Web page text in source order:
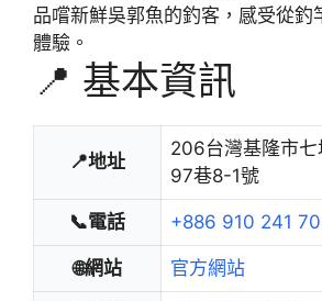
品嚐新鮮吳郭魚的釣客，感受從釣
體驗。
📍 基本資訊
📍地址
206台灣基隆市
97巷8-1號
📞電話 +886 910 241
🌐網站 官方網站